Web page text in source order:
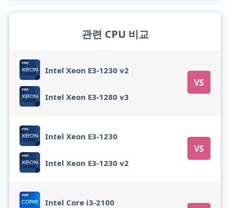
관련 CPU 비교
Intel Xeon E3-1230 v2
VS
Intel Xeon E3-1280 v3
Intel Xeon E3-1230
VS
Intel Xeon E3-1230 v2
Intel Core i3-2100